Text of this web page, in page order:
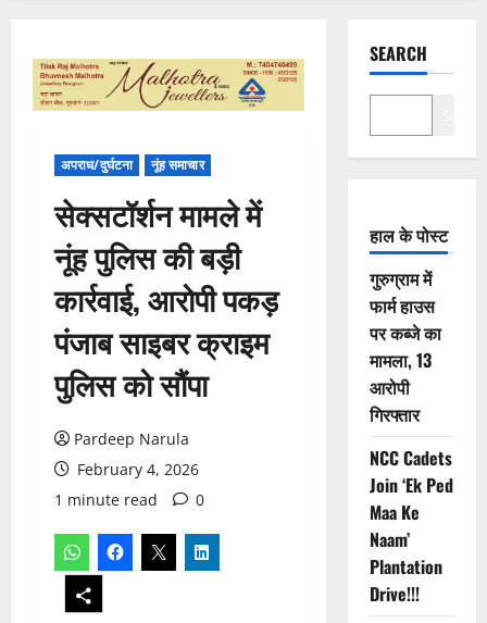
अपराध/दुर्घटना नूंह समाचार
सेक्सटॉर्शन मामले में
नूंह पुलिस की बड़ी
कार्रवाई, आरोपी पकड़
पंजाब साइबर क्राइम
पुलिस को सौंपा
Pardeep Narula
February 4, 2026
1 minute read
0
SEARCH
हाल के पोस्ट
गुरुग्राम में
फार्म हाउस
पर कब्जे का
मामला, 13
आरोपी
गिरफ्तार
NCC Cadets
Join ‘Ek Ped
Maa Ke
Naam’
Plantation
Drive!!!